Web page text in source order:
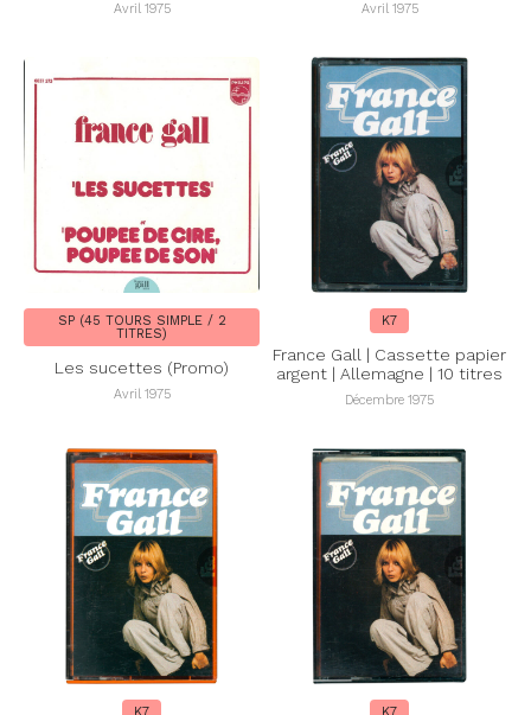
Avril 1975 Avril 1975
SP (45 TOURS SIMPLE / 2
TITRES)
Les sucettes (Promo)
Avril 1975
K7
France Gall | Cassette papier
argent | Allemagne | 10 titres
Décembre 1975